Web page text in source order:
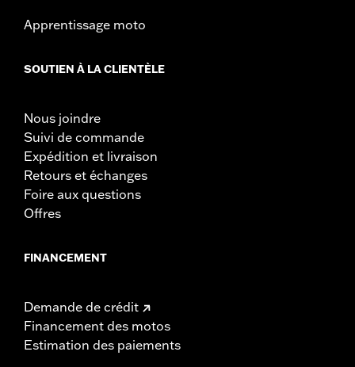
Apprentissage moto
SOUTIEN À LA CLIENTÈLE
Nous joindre
Suivi de commande
Expédition et livraison
Retours et échanges
Foire aux questions
Offres
FINANCEMENT
Demande de crédit
Financement des motos
Estimation des paiements